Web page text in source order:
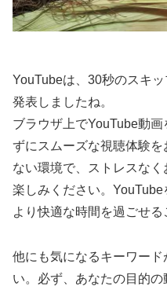
YouTubeは、30秒のスキ
発表しましたね。
ブラウザ上でYouTube動
ずにスムーズな視聴体験
ない環境で、ストレスな
楽しみください。YouTube
より快適な時間を過ごせる
他にも気になるキーワー
い。必ず、あなたの目